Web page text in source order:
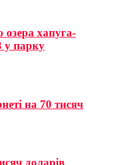
озера хапуга-
у парку
на 70 тисяч
доларів